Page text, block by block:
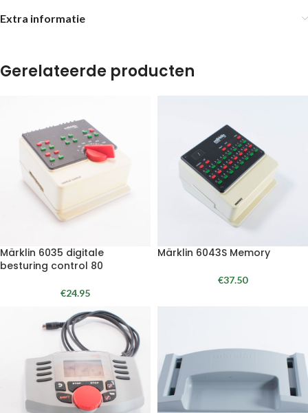
Extra informatie
Gerelateerde producten
Märklin 6035 digitale
besturing control 80
€24.95
Märklin 6043S Memory
€37.50